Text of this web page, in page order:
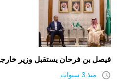
فيصل بن فرحان يستقبل وزير
access_time منذ 3 سنوات